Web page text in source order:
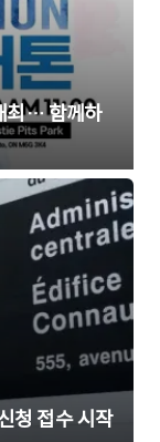
최… 함께하
청 접수 시작